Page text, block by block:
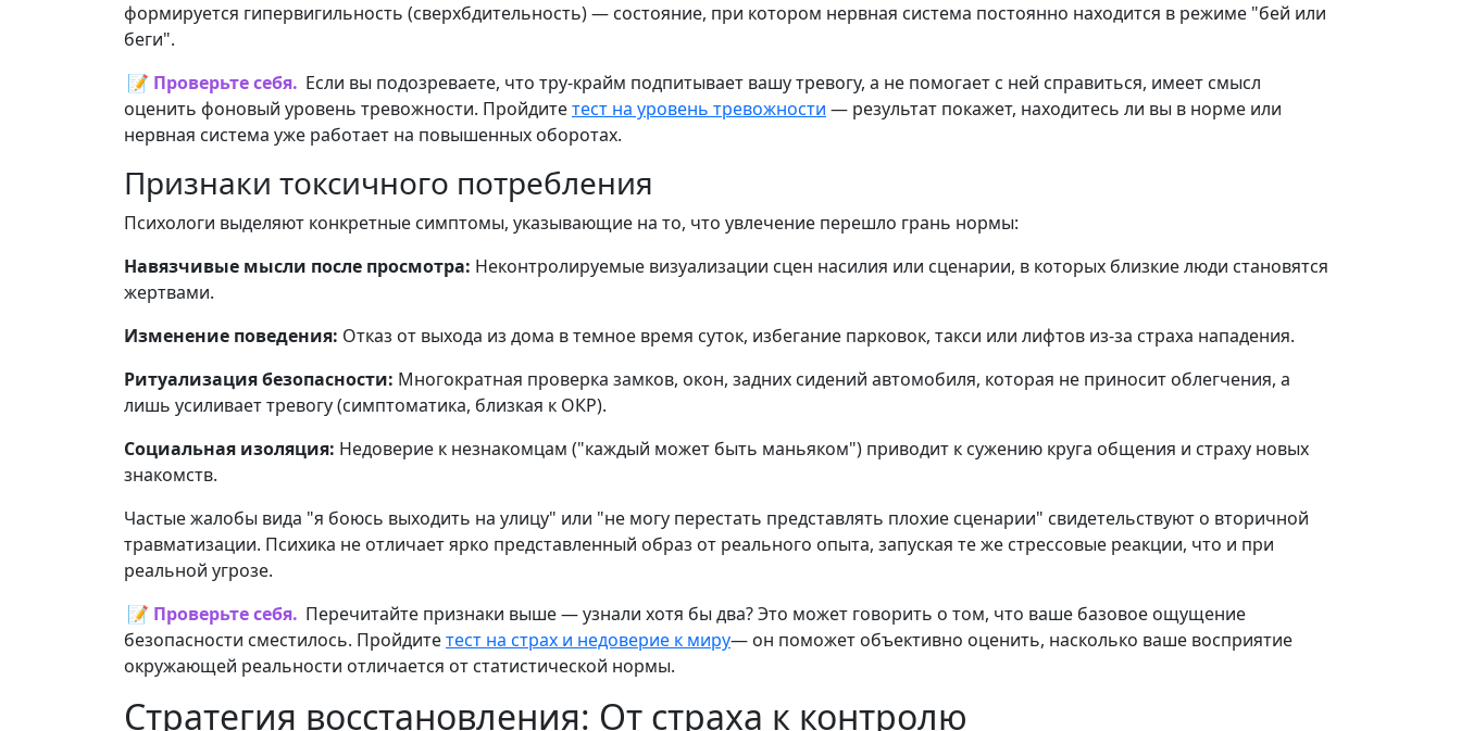
формируется гипервигильность (сверхбдительность) — состояние, при котором нервная система постоянно находится в режиме "бей или
беги".
📝 Проверьте себя. Если вы подозреваете, что тру-крайм подпитывает вашу тревогу, а не помогает с ней справиться, имеет смысл
оценить фоновый уровень тревожности. Пройдитетест на уровень тревожности — результат покажет, находитесь ли вы в норме или
нервная система уже работает на повышенных оборотах.
Признаки токсичного потребления
Психологи выделяют конкретные симптомы, указывающие на то, что увлечение перешло грань нормы:
Навязчивые мысли после просмотра: Неконтролируемые визуализации сцен насилия или сценарии, в которых близкие люди становятся
жертвами.
Изменение поведения: Отказ от выхода из дома в темное время суток, избегание парковок, такси или лифтов из-за страха нападения.
Ритуализация безопасности: Многократная проверка замков, окон, задних сидений автомобиля, которая не приносит облегчения, а
лишь усиливает тревогу (симптоматика, близкая к ОКР).
Социальная изоляция: Недоверие к незнакомцам ("каждый может быть маньяком") приводит к сужению круга общения и страху новых
знакомств.
Частые жалобы вида "я боюсь выходить на улицу" или "не могу перестать представлять плохие сценарии" свидетельствуют о вторичной
травматизации. Психика не отличает ярко представленный образ от реального опыта, запуская те же стрессовые реакции, что и при
реальной угрозе.
📝 Проверьте себя. Перечитайте признаки выше — узнали хотя бы два? Это может говорить о том, что ваше базовое ощущение
безопасности сместилось. Пройдитетест на страх и недоверие к миру— он поможет объективно оценить, насколько ваше восприятие
окружающей реальности отличается от статистической нормы.
Стратегия восстановления: От страха к контролю